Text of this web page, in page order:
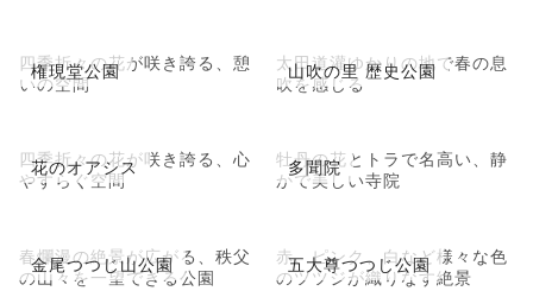
権現堂公園
四季折々の花が咲き誇る、憩
いの空間
山吹の里 歴史公園
太田道灌ゆかりの地で春の息
吹を感じる
花のオアシス
四季折々の花が咲き誇る、心
やすらぐ空間
多聞院
牡丹の花とトラで名高い、静
かで美しい寺院
金尾つつじ山公園
春爛漫の絶景が広がる、秩父
の山々を一望できる公園
五大尊つつじ公園
赤、ピンク、白など様々な色
のツツジが織りなす絶景